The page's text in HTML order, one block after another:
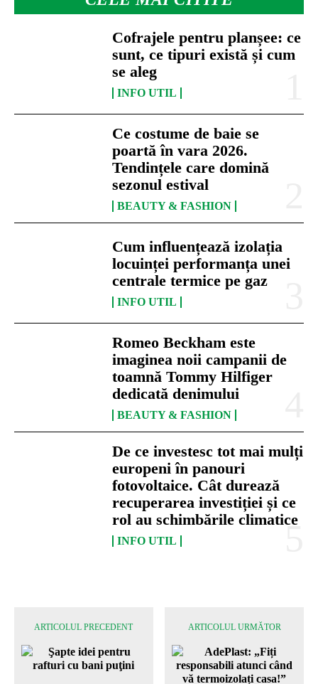
Cofrajele pentru planșee: ce
sunt, ce tipuri există și cum
se aleg
INFO UTIL
Ce costume de baie se
poartă în vara 2026.
Tendințele care domină
sezonul estival
BEAUTY & FASHION
Cum influențează izolația
locuinței performanța unei
centrale termice pe gaz
INFO UTIL
Romeo Beckham este
imaginea noii campanii de
toamnă Tommy Hilfiger
dedicată denimului
BEAUTY & FASHION
De ce investesc tot mai mulți
europeni în panouri
fotovoltaice. Cât durează
recuperarea investiției și ce
rol au schimbările climatice
INFO UTIL
ARTICOLUL PRECEDENT ARTICOLUL URMĂTOR